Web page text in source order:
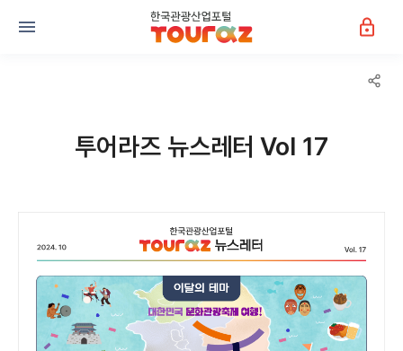
투어라즈 뉴스레터 Vol 17